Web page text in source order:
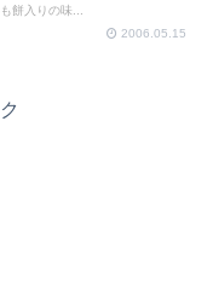
餅入りの味...
2006.05.15